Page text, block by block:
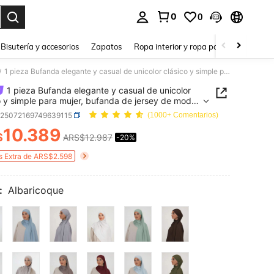
0 0
Bisutería y accesorios Zapatos Ropa interior y ropa para dormir
/ 1 pieza Bufanda elegante y casual de unicolor clásico y simple para mujer, bufanda de jersey de modal de punto premium, estilo turbante largo, adecuada para la vida diaria, viajes y reuniones
1 pieza Bufanda elegante y casual de unicolor
y simple para mujer, bufanda de jersey de modal
premium, estilo turbante largo, adecuada para
viajes y reuniones
(1000+ Comentarios)
AND AVAILABILITY
10.389 ARS$12.987 -20%
Extra de ARS$2.598
Albaricoque